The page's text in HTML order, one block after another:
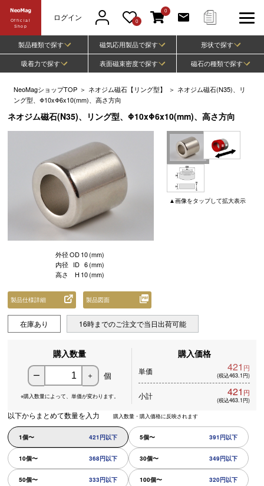
Official
Shop
ログイン 0
0
製品種類で探す 磁気応用製品で探す
形状で探す
吸着力で探す
表面磁束密度で探す 磁石の種類で探す
NeoMagショップTOP ＞ ネオジム磁石【リング型】 ＞ ネオジム磁石(N35)、リ
ング型、Φ10xΦ6x10(mm)、高さ方向
ネオジム磁石(N35)、リング型、Φ10xΦ6x10(mm)、高さ方向
▲画像をタップして拡大表示
外径OD 10(mm)
内径 ID 6(mm)
高さ
H 10(mm)
製品仕様詳細 製品図面
在庫あり 16時までのご注文で当日出荷可能
購入数量
ー ＋ 個
※購入数量によって、 単価が変わります。
購入価格
単価 421 円
(税込463.1円)
小計 421 円
(税込463.1円)
以下からまとめて数量を入力 購入数量・購入価格に反映されます
1個〜 421円以下 5個〜 391円以下
10個〜 368円以下 30個〜 349円以下
50個〜 333円以下 100個〜 320円以下